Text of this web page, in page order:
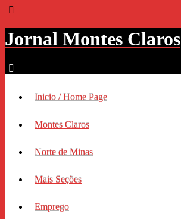
Jornal Montes Claros
Inicio / Home Page
Montes Claros
Norte de Minas
Mais Seções
Emprego